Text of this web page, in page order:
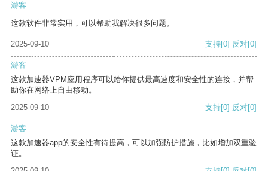
游客
这款软件非常实用，可以帮助我解决很多问题。
2025-09-10 支持[0] 反对[0]
游客
这款加速器VPM应用程序可以给你提供最高速度和安全性的连接，并帮
助你在网络上自由移动。
2025-09-10
支持[0] 反对[0]
游客
这款加速器app的安全性有待提高，可以加强防护措施，比如增加双重验
证。